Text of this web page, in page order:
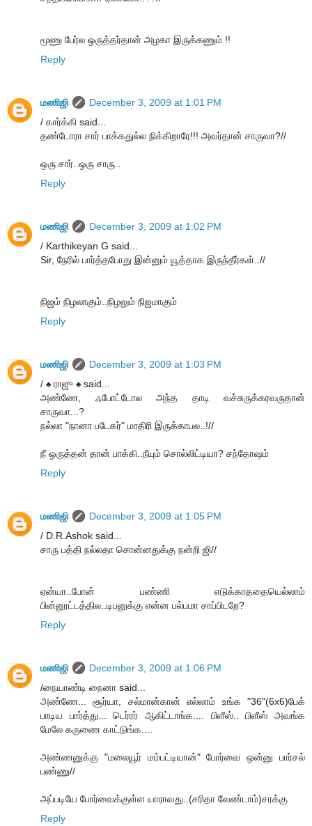
மூணு பேர்ல ஒருத்தர்தான் அழகா இருக்கணும் !!
Reply
மணிஜி
December 3, 2009 at 1:01 PM
/ கார்க்கி said...
தண்டோரா சார் பாக்கதுல்ல நிக்கிறாரே!!! அவர்தான் சாருவா?//
ஒரு சார்..ஒரு சாரு..
Reply
மணிஜி
December 3, 2009 at 1:02 PM
/ Karthikeyan G said...
Sir, நேரில் பார்த்தபோது இன்னும் யூத்தாக இருந்தீர்கள்..//
நிஜம் நிழலாகும்..நிழலும் நிஜமாகும்
Reply
மணிஜி
December 3, 2009 at 1:03 PM
/ ♠ ராஜு ♠ said...
அண்ணே, ஃபோட்டோல அந்த தாடி வச்சுருக்கரவருதான்
சாருவா...?
நல்லா "நானா படேகர்" மாதிரி இருக்காபல..!//
நீ ஒருத்தன் தான் பாக்கி..நீயும் சொல்லிட்டியா? சந்தோஷம்
Reply
மணிஜி
December 3, 2009 at 1:05 PM
/ D.R.Ashok said...
சாரு பத்தி நல்லதா சொன்னதுக்கு நன்றி ஜி//
ஏன்யா..போன் பண்ணி எடுக்காததையெல்லாம்
பின்னூட்டத்தில..டிபனுக்கு என்ன பல்பமா சாப்பிடறே?
Reply
மணிஜி
December 3, 2009 at 1:06 PM
/நையாண்டி நைனா said...
அண்ணே... சூர்யா, சல்மான்கான் எல்லாம் உங்க "36"(6x6)பேக்
பாடிய பார்த்து... டெர்ரர் ஆகிட்டாங்க.... பிளீஸ்.. பிளீஸ் அவங்க
மேலே கருணை காட்டுங்க....
அண்ணனுக்கு "மலையூர் மம்பட்டியான்" போர்வை ஒன்னு பார்சல்
பண்ணு//
அப்படியே போர்வைக்குள்ள யாராவது..(சரிதா வேண்டாம்)சரக்கு
Reply